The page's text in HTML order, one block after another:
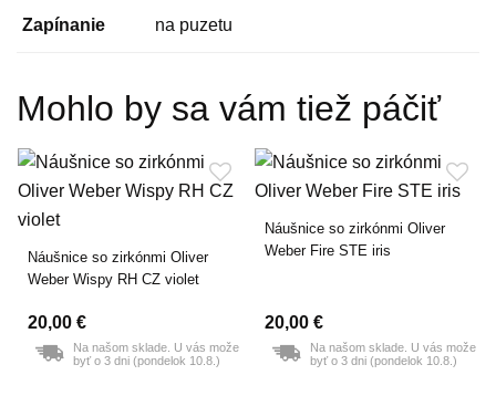
Zapínanie na puzetu
Mohlo by sa vám tiež páčiť
Náušnice so zirkónmi Oliver
Weber Wispy RH CZ violet
20,00 €
Na našom sklade. U vás može
byť o 3 dni (pondelok 10.8.)
Náušnice so zirkónmi Oliver
Weber Fire STE iris
20,00 €
Na našom sklade. U vás može
byť o 3 dni (pondelok 10.8.)